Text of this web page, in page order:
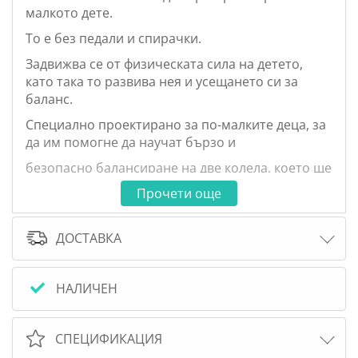
малкото дете.
То е без педали и спирачки.
Задвижва се от физическата сила на детето,
като така то развива нея и усещането си за
баланс.
Специално проектирано за по-малките деца, за
да им помогне да научат бързо и
безопасно балансиране на две колела, което ще
ги подготви за истинското колело в бъдеще.
Характеристики:
12 инча диаметър на колело (30.5 см.)
полухидроформен заден шарнир
Гуми - EVA
Прочети още
ДОСТАВКА
НАЛИЧЕН
СПЕЦИФИКАЦИЯ